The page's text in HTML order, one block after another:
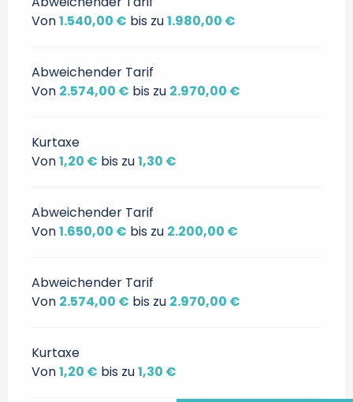
Von1.540,00 € bis zu1.980,00 €
Abweichender Tarif
Von 2.574,00 € bis zu 2.970,00 €
Kurtaxe
Von1,20 € bis zu1,30 €
Abweichender Tarif
Von1.650,00 € bis zu 2.200,00 €
Abweichender Tarif
Von 2.574,00 € bis zu 2.970,00 €
Kurtaxe
Von1,20 € bis zu1,30 €